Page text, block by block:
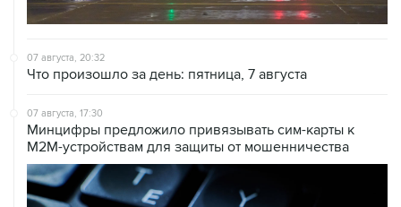
07 августа, 20:32
Что произошло за день: пятница, 7 августа
07 августа, 17:30
Минцифры предложило привязывать сим-карты к
M2M-устройствам для защиты от мошенничества